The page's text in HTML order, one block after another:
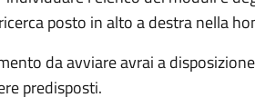
posto in alto a destra nella
da avviare avrai a
predisposti.